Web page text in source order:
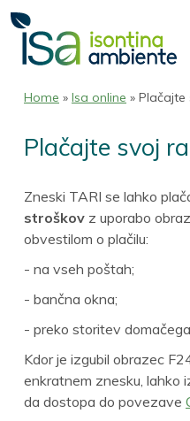
Home » Isa online » Plačajte
Plačajte svoj
Zneski TARI se lahko
stroškov z uporabo
obvestilom o plačilu:
- na vseh poštah;
- bančna okna;
- preko storitev
Kdor je izgubil obrazec
enkratnem znesku, lahko
da dostopa do povezave